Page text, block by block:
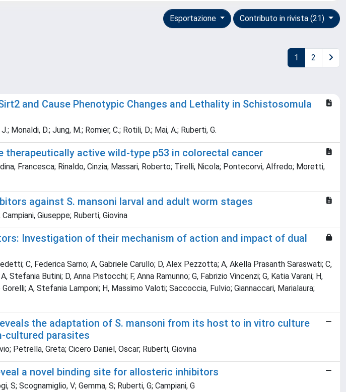
Contributo in rivista (21)
Esportazione
1 2
and Cause Phenotypic Changes and Lethality in Schistosomula
Monaldi, D.; Jung, M.; Romier, C.; Rotili, D.; Mai, A.; Ruberti, G.
therapeutically active wild-type p53 in colorectal cancer
Francesca; Rinaldo, Cinzia; Massari, Roberto; Tirelli, Nicola; Pontecorvi, Alfredo; Moretti,
against S. mansoni larval and adult worm stages
Giuseppe; Ruberti, Giovina
Investigation of their mechanism of action and impact of dual
C, Federica Sarno; A, Gabriele Carullo; D, Alex Pezzotta; A, Akella Prasanth Saraswati; C,
Butini; D, Anna Pistocchi; F, Anna Ramunno; G, Fabrizio Vincenzi; G, Katia Varani; H,
A, Stefania Lamponi; H, Massimo Valoti; Saccoccia, Fulvio; Giannaccari, Marialaura;
the adaptation of S. mansoni from its host to in vitro culture
cultured parasites
Petrella, Greta; Cicero Daniel, Oscar; Ruberti, Giovina
a novel binding site for allosteric inhibitors
S; Scognamiglio, V; Gemma, S; Ruberti, G; Campiani, G